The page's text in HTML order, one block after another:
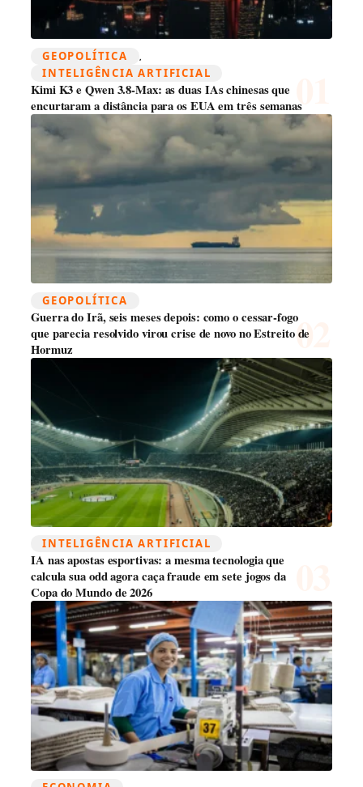
GEOPOLÍTICA ,
INTELIGÊNCIA ARTIFICIAL
Kimi K3 e Qwen 3.8-Max: as duas IAs chinesas que
encurtaram a distância para os EUA em três semanas
GEOPOLÍTICA
Guerra do Irã, seis meses depois: como o cessar-fogo
que parecia resolvido virou crise de novo no Estreito de
Hormuz
INTELIGÊNCIA ARTIFICIAL
IA nas apostas esportivas: a mesma tecnologia que
calcula sua odd agora caça fraude em sete jogos da
Copa do Mundo de 2026